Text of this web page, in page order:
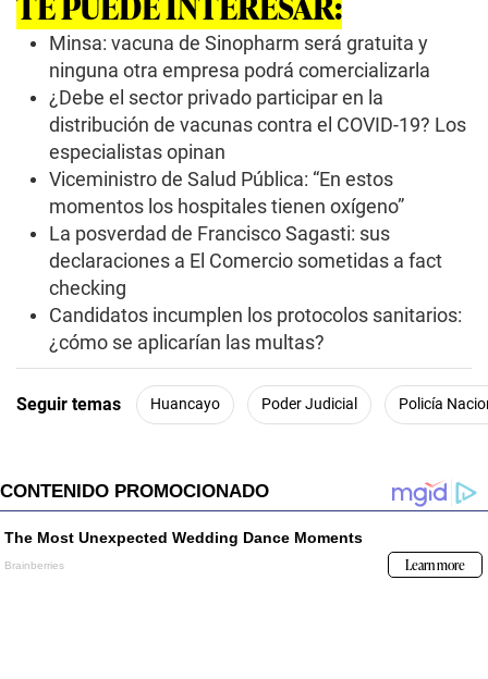
Minsa: vacuna de Sinopharm será gratuita y
ninguna otra empresa podrá comercializarla
¿Debe el sector privado participar en la
distribución de vacunas contra el COVID-19? Los
especialistas opinan
Viceministro de Salud Pública: “En estos
momentos los hospitales tienen oxígeno”
La posverdad de Francisco Sagasti: sus
declaraciones a El Comercio sometidas a fact
checking
Candidatos incumplen los protocolos sanitarios:
¿cómo se aplicarían las multas?
Seguir temas Huancayo Poder Judicial Policía